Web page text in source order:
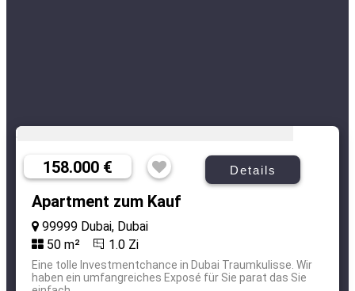
158.000 € Details
Apartment zum Kauf
99999 Dubai, Dubai
50 m²
1.0 Zi
Eine tolle Investmentchance in Dubai Traumkulisse. Wir
haben ein umfangreiches Exposé für Sie parat das Sie